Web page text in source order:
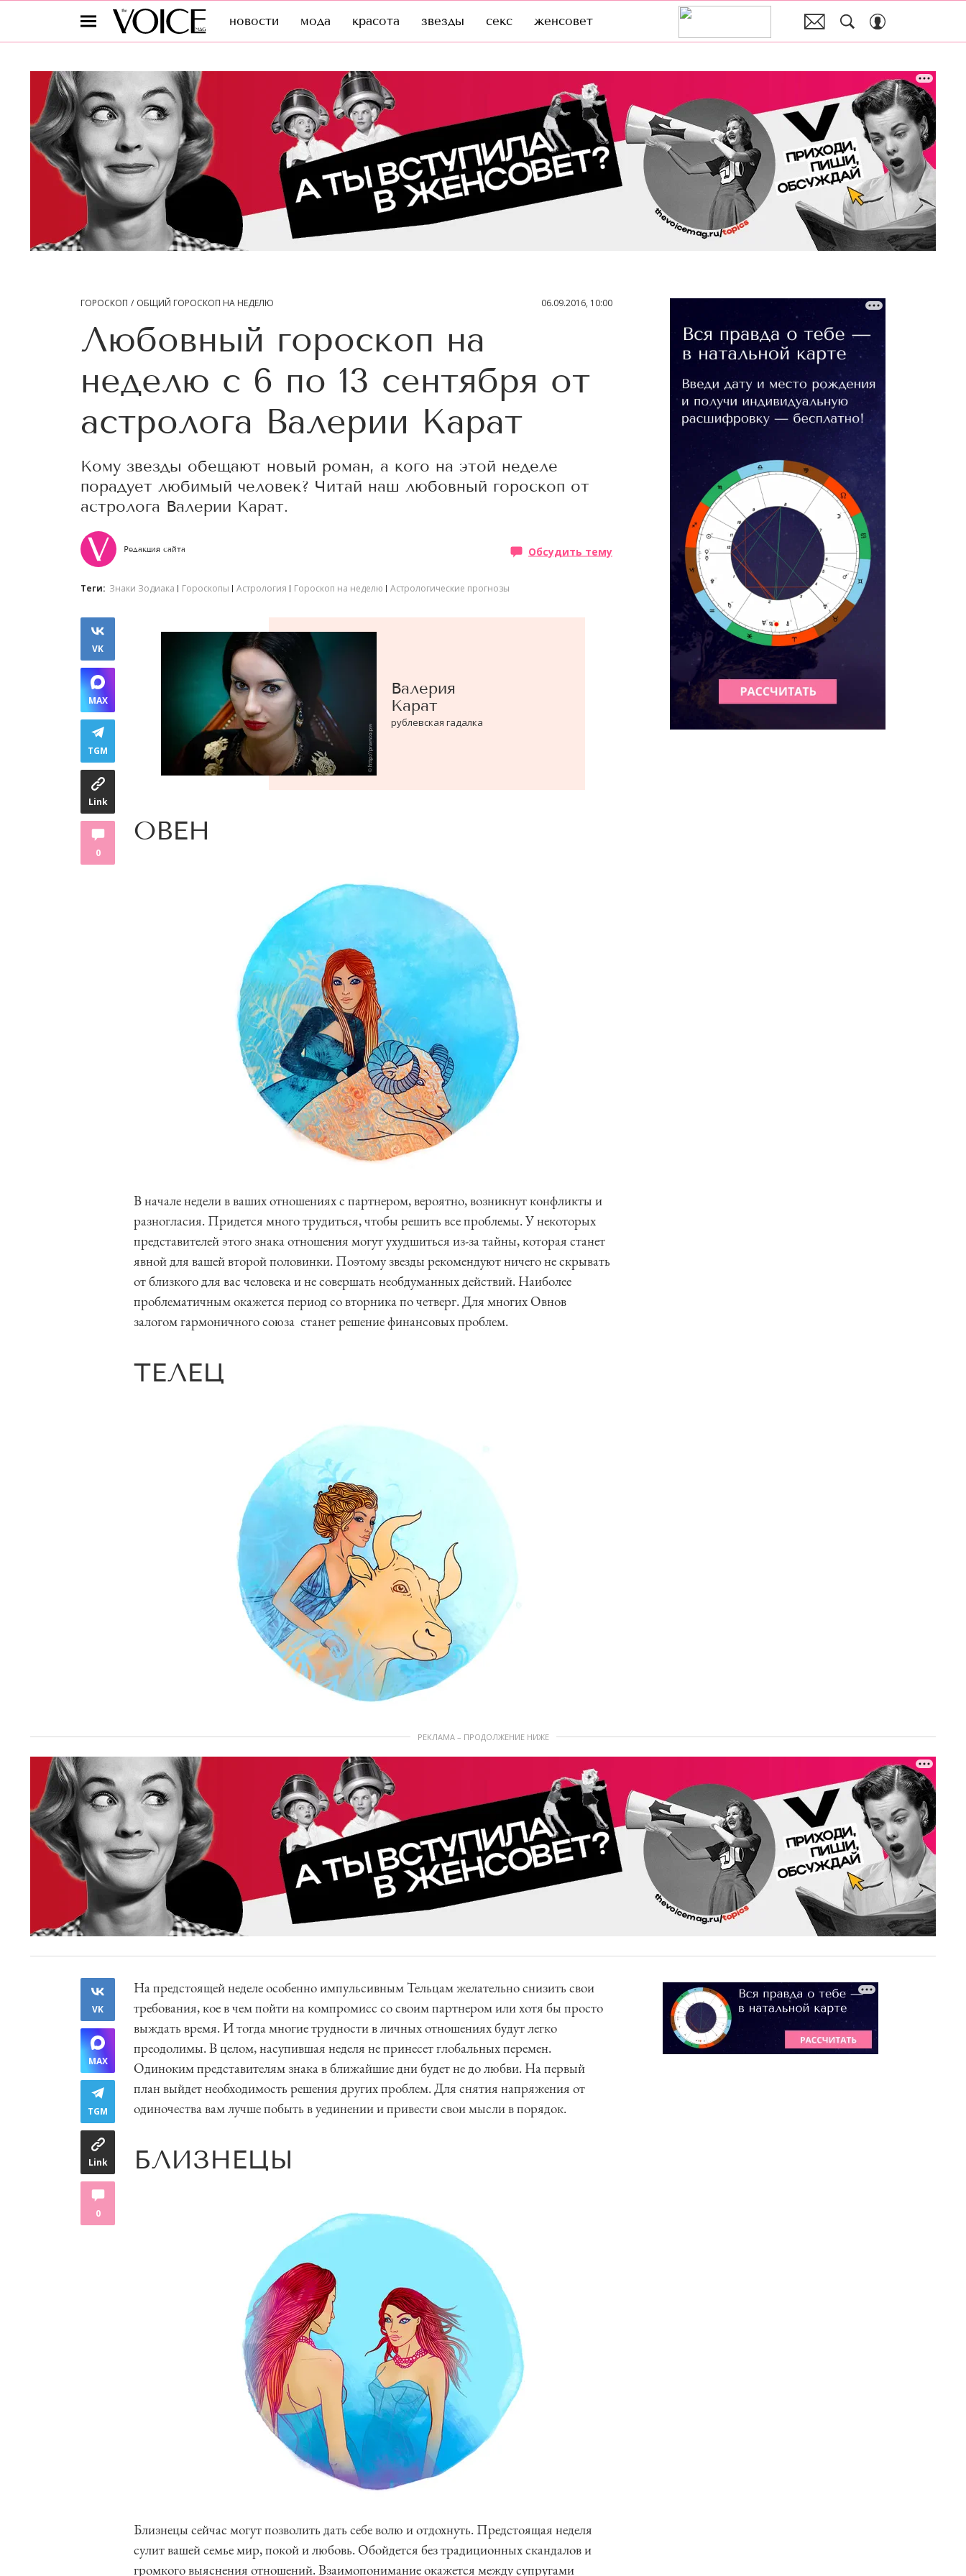
новости мода красота звезды секс женсовет
ГОРОСКОП ОБЩИЙ ГОРОСКОП НА НЕДЕЛЮ 06.09.2016, 10:00
Любовный гороскоп на
неделю с 6 по 13 сентября от
астролога Валерии Карат
Кому звезды обещают новый роман, а кого на этой неделе
порадует любимый человек? Читай наш любовный гороскоп от
астролога Валерии Карат.
Редакция сайта Обсудить тему
Теги: Знаки Зодиака Гороскопы Астрология Гороскоп на неделю Астрологические прогнозы
VK
MAX
TGM
Link
0
Валерия
Карат
рублевская гадалка
ОВЕН
В начале недели в ваших отношениях с партнером, вероятно, возникнут конфликты и
разногласия. Придется много трудиться, чтобы решить все проблемы. У некоторых
представителей этого знака отношения могут ухудшиться из-за тайны, которая станет
явной для вашей второй половинки. Поэтому звезды рекомендуют ничего не скрывать
от близкого для вас человека и не совершать необдуманных действий. Наиболее
проблематичным окажется период со вторника по четверг. Для многих Овнов
залогом гармоничного союза станет решение финансовых проблем.
ТЕЛЕЦ
РЕКЛАМА – ПРОДОЛЖЕНИЕ НИЖЕ
VK
MAX
TGM
Link
0
На предстоящей неделе особенно импульсивным Тельцам желательно снизить свои
требования, кое в чем пойти на компромисс со своим партнером или хотя бы просто
выждать время. И тогда многие трудности в личных отношениях будут легко
преодолимы. В целом, насупившая неделя не принесет глобальных перемен.
Одиноким представителям знака в ближайшие дни будет не до любви. На первый
план выйдет необходимость решения других проблем. Для снятия напряжения от
одиночества вам лучше побыть в уединении и привести свои мысли в порядок.
БЛИЗНЕЦЫ
Близнецы сейчас могут позволить дать себе волю и отдохнуть. Предстоящая неделя
сулит вашей семье мир, покой и любовь. Обойдется без традиционных скандалов и
громкого выяснения отношений. Взаимопонимание окажется между супругами